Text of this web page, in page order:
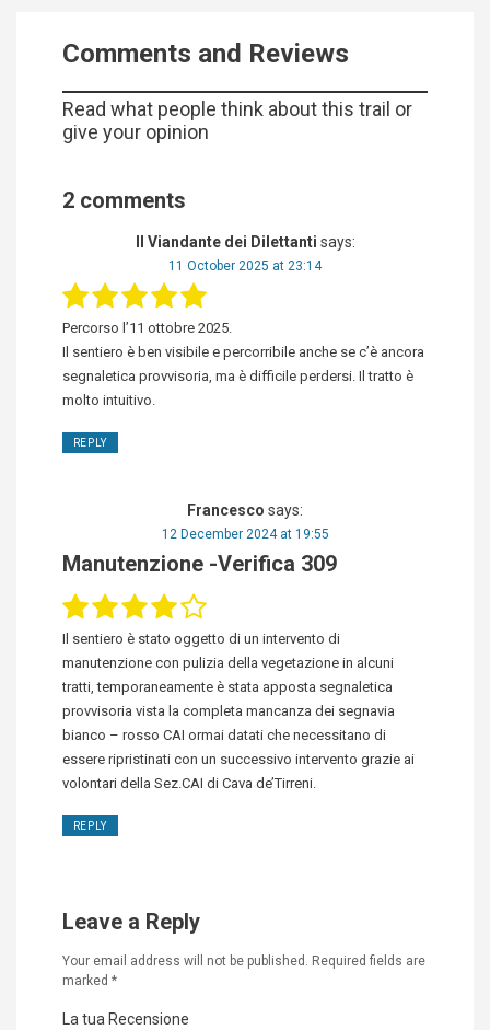
Comments and Reviews
Read what people think about this trail or
give your opinion
2 comments
Il Viandante dei Dilettanti says:
11 October 2025 at 23:14
Percorso l’11 ottobre 2025.
Il sentiero è ben visibile e percorribile anche se c’è ancora
segnaletica provvisoria, ma è difficile perdersi. Il tratto è
molto intuitivo.
REPLY
Francesco says:
12 December 2024 at 19:55
Manutenzione -Verifica 309
Il sentiero è stato oggetto di un intervento di
manutenzione con pulizia della vegetazione in alcuni
tratti, temporaneamente è stata apposta segnaletica
provvisoria vista la completa mancanza dei segnavia
bianco – rosso CAI ormai datati che necessitano di
essere ripristinati con un successivo intervento grazie ai
volontari della Sez.CAI di Cava de’Tirreni.
REPLY
Leave a Reply
Your email address will not be published. Required fields are
marked *
La tua Recensione